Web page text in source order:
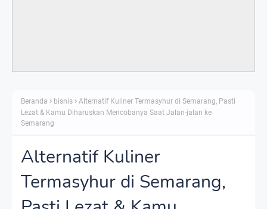
Beranda bisnis
Alternatif Kuliner Termasyhur di Semarang, Pasti
Lezat & Kamu Diharuskan Mencobanya Saat Jalan-jalan ke
Semarang
Alternatif Kuliner
Termasyhur di Semarang,